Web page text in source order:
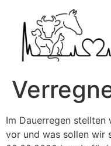
Im Dauerregen stellten
vor und was sollen wir